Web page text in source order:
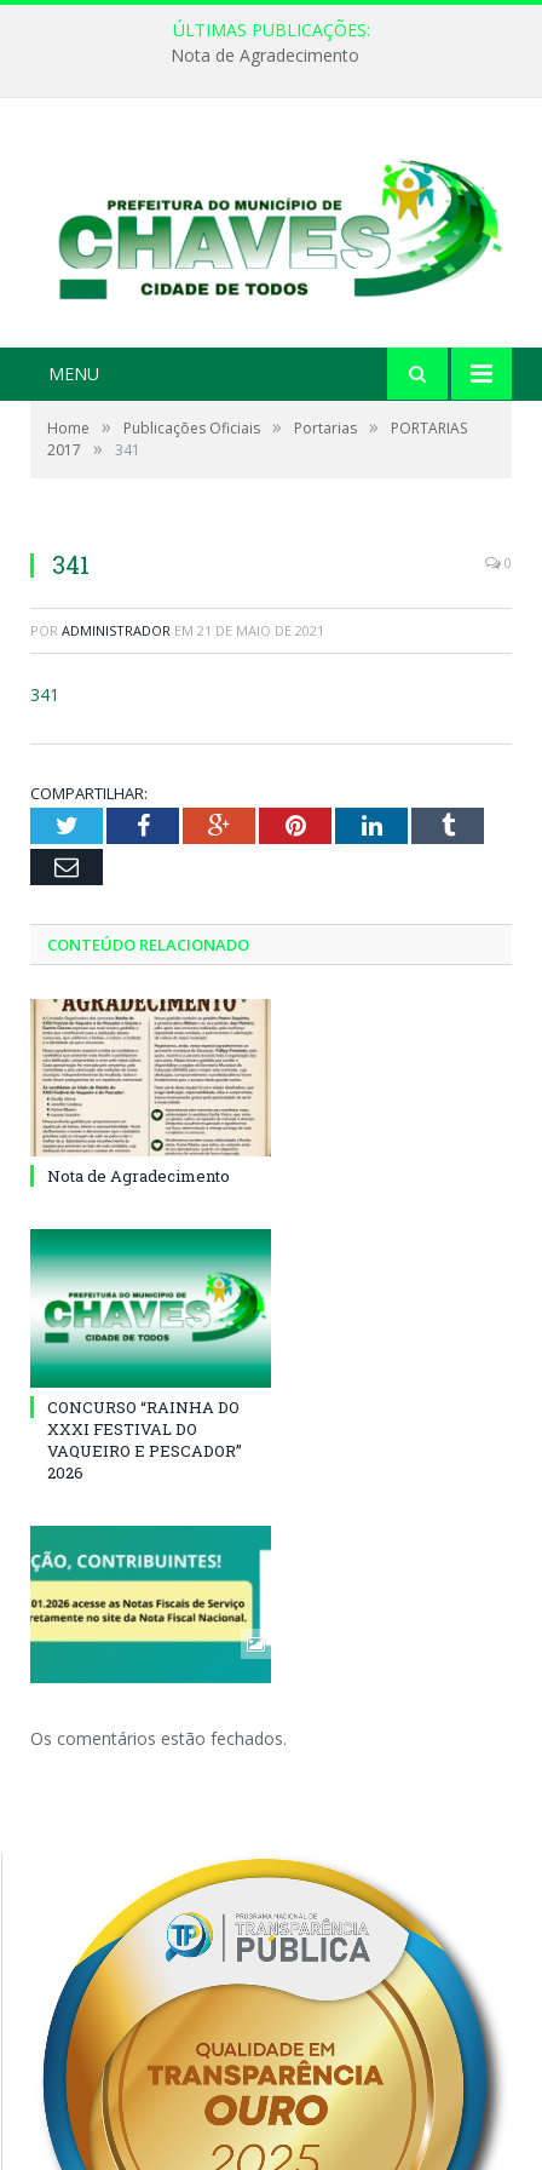
ÚLTIMAS PUBLICAÇÕES:
Nota de Agradecimento
MENU
Home » Publicações Oficiais » Portarias »
PORTARIAS
2017
» 341
341 0
POR ADMINISTRADOR EM 21 DE MAIO DE 2021
341
COMPARTILHAR:
TwitterFacebookGoogle+PinterestLinkedInTumblr
Email
CONTEÚDO RELACIONADO
Nota de Agradecimento
CONCURSO “RAINHA DO
XXXI FESTIVAL DO
VAQUEIRO E PESCADOR”
2026
Os comentários estão fechados.